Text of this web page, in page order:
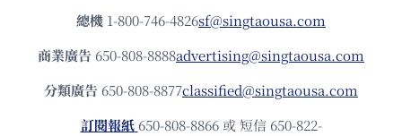
總機 1-800-746-4826sf@singtaousa.com
商業廣告 650-808-8888advertising@singtaousa.com
分類廣告 650-808-8877classified@singtaousa.com
訂閱報紙 650-808-8866 或 短信 650-822-